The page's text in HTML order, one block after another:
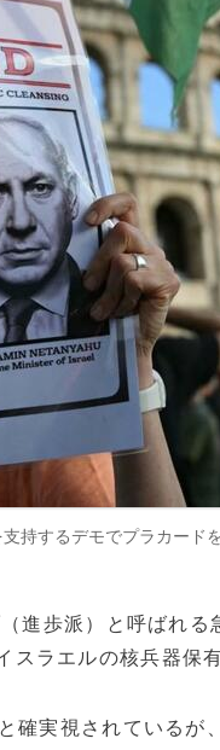
持するデモでプラカード
進歩派）と呼ばれ
ラエルの核兵器保
確実視されているが